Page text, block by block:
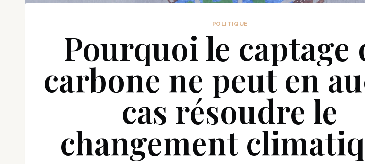
POLITIQUE
Pourquoi le captage
carbone ne peut en
cas résoudre le
changement